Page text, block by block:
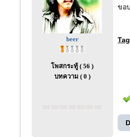
beer
โพสกระทู้ ( 56 )
บทความ ( 0 )
ขอ
Tag